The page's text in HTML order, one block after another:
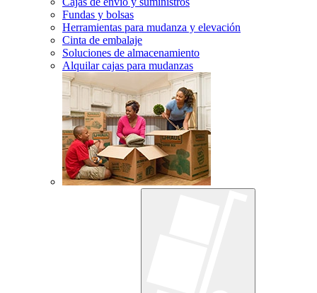
Fundas y bolsas
Herramientas para mudanza y elevación
Cinta de embalaje
Soluciones de almacenamiento
Alquilar cajas para mudanzas